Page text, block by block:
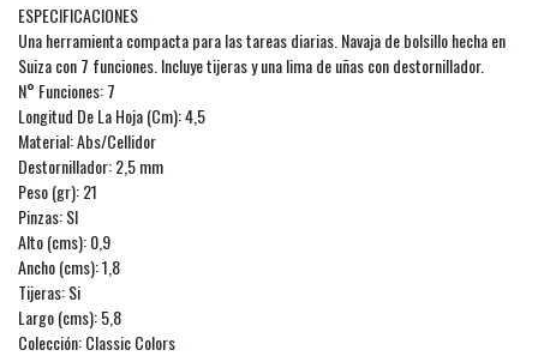
ESPECIFICACIONES
Una herramienta compacta para las tareas diarias. Navaja de bolsillo hecha en
Suiza con 7 funciones. Incluye tijeras y una lima de uñas con destornillador.
N° Funciones: 7
Longitud De La Hoja (Cm): 4,5
Material: Abs/Cellidor
Destornillador: 2,5 mm
Peso (gr): 21
Pinzas: SI
Alto (cms): 0,9
Ancho (cms): 1,8
Tijeras: Si
Largo (cms): 5,8
Colección: Classic Colors